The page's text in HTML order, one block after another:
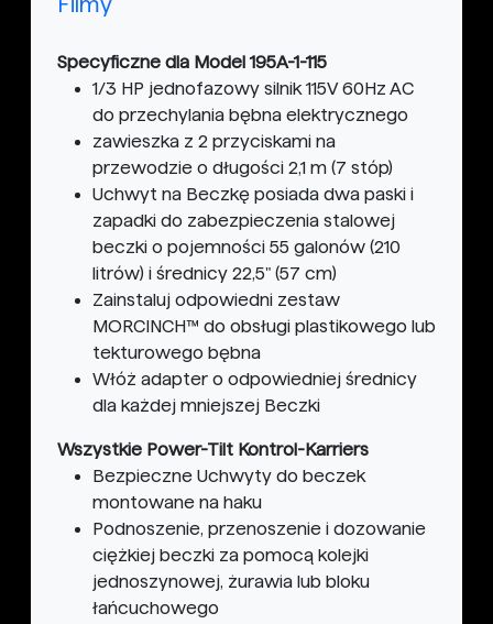
Specyficzne dla Model 195A-1-115
1/3 HP jednofazowy silnik 115V 60Hz AC
do przechylania bębna elektrycznego
zawieszka z 2 przyciskami na
przewodzie o długości 2,1 m (7 stóp)
Uchwyt na Beczkę posiada dwa paski i
zapadki do zabezpieczenia stalowej
beczki o pojemności 55 galonów (210
litrów) i średnicy 22,5" (57 cm)
Zainstaluj odpowiedni zestaw
MORCINCH™ do obsługi plastikowego lub
tekturowego bębna
Włóż adapter o odpowiedniej średnicy
dla każdej mniejszej Beczki
Wszystkie Power-Tilt Kontrol-Karriers
Bezpieczne Uchwyty do beczek
montowane na haku
Podnoszenie, przenoszenie i dozowanie
ciężkiej beczki za pomocą kolejki
jednoszynowej, żurawia lub bloku
łańcuchowego